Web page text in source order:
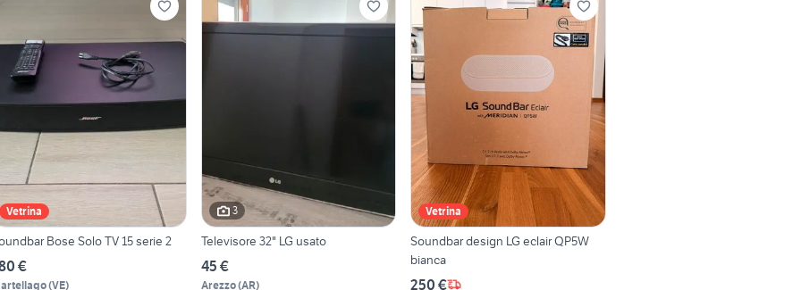
Vetrina
Bose Solo TV 15 serie 2
€
(VE)
3
Televisore 32" LG usato
45 €
Arezzo(AR)
Vetrina
Soundbar design LG eclair QP5W
bianca
250 €